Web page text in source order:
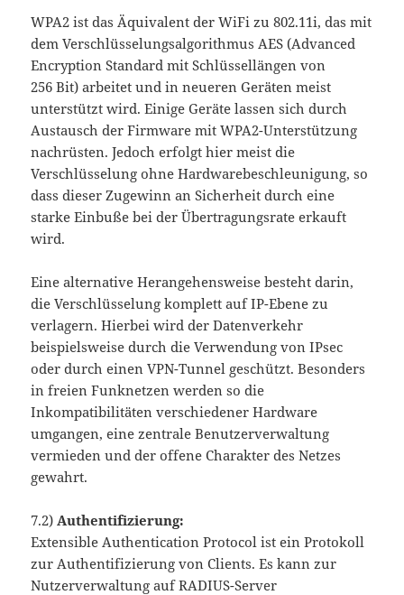
WPA2 ist das Äquivalent der WiFi zu 802.11i, das mit
dem Verschlüsselungsalgorithmus AES (Advanced
Encryption Standard mit Schlüssellängen von
256 Bit) arbeitet und in neueren Geräten meist
unterstützt wird. Einige Geräte lassen sich durch
Austausch der Firmware mit WPA2-Unterstützung
nachrüsten. Jedoch erfolgt hier meist die
Verschlüsselung ohne Hardwarebeschleunigung, so
dass dieser Zugewinn an Sicherheit durch eine
starke Einbuße bei der Übertragungsrate erkauft
wird.
Eine alternative Herangehensweise besteht darin,
die Verschlüsselung komplett auf IP-Ebene zu
verlagern. Hierbei wird der Datenverkehr
beispielsweise durch die Verwendung von IPsec
oder durch einen VPN-Tunnel geschützt. Besonders
in freien Funknetzen werden so die
Inkompatibilitäten verschiedener Hardware
umgangen, eine zentrale Benutzerverwaltung
vermieden und der offene Charakter des Netzes
gewahrt.
7.2) Authentifizierung:
Extensible Authentication Protocol ist ein Protokoll
zur Authentifizierung von Clients. Es kann zur
Nutzerverwaltung auf RADIUS-Server